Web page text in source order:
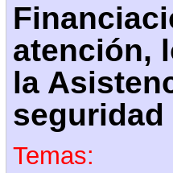
atención,
la
seguridad
Temas: